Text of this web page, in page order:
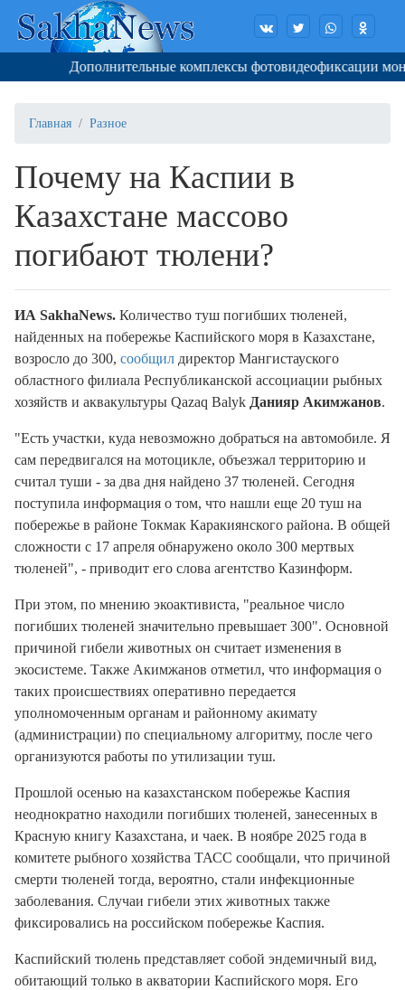
Дополнительные комплексы фотовидеофиксации
Главная Разное
Почему на Каспии в
Казахстане массово
погибают тюлени?
ИА SakhaNews. Количество туш погибших тюленей,
найденных на побережье Каспийского моря в Казахстане,
возросло до 300, сообщил директор Мангистауского
областного филиала Республиканской ассоциации рыбных
хозяйств и аквакультуры Qazaq Balyk Данияр Акимжанов.
"Есть участки, куда невозможно добраться на автомобиле. Я
сам передвигался на мотоцикле, объезжал территорию и
считал туши - за два дня найдено 37 тюленей. Сегодня
поступила информация о том, что нашли еще 20 туш на
побережье в районе Токмак Каракиянского района. В общей
сложности с 17 апреля обнаружено около 300 мертвых
тюленей", - приводит его слова агентство Казинформ.
При этом, по мнению экоактивиста, "реальное число
погибших тюленей значительно превышает 300". Основной
причиной гибели животных он считает изменения в
экосистеме. Также Акимжанов отметил, что информация о
таких происшествиях оперативно передается
уполномоченным органам и районному акимату
(администрации) по специальному алгоритму, после чего
организуются работы по утилизации туш.
Прошлой осенью на казахстанском побережье Каспия
неоднократно находили погибших тюленей, занесенных в
Красную книгу Казахстана, и чаек. В ноябре 2025 года в
комитете рыбного хозяйства ТАСС сообщали, что причиной
смерти тюленей тогда, вероятно, стали инфекционные
заболевания. Случаи гибели этих животных также
фиксировались на российском побережье Каспия.
Каспийский тюлень представляет собой эндемичный вид,
обитающий только в акватории Каспийского моря. Его